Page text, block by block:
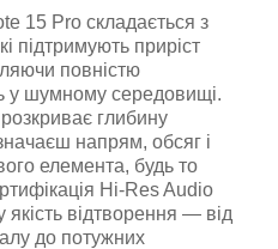
15 Pro складається з
підтримують приріст
повністю
у шумному середовищі.
глибину
напрям, обсяг і
елемента, будь то
Hi-Res Audio
відтворення — від
до потужних